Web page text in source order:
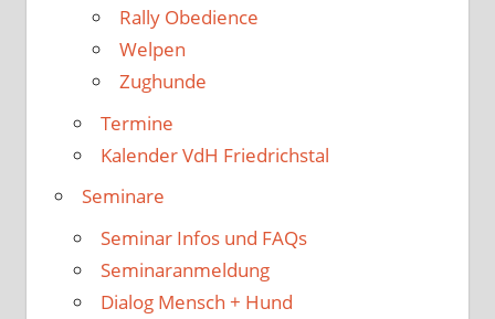
Rally Obedience
Welpen
Zughunde
Termine
Kalender VdH Friedrichstal
Seminare
Seminar Infos und FAQs
Seminaranmeldung
Dialog Mensch + Hund